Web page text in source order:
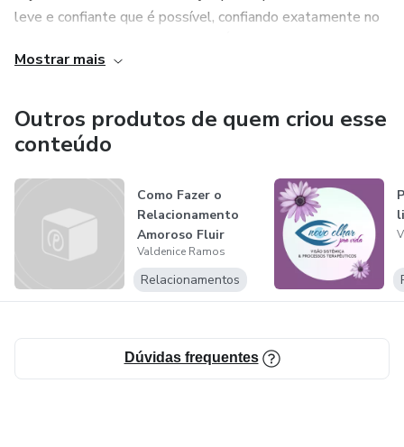
leve e confiante que é possível, confiando exatamente no
trazendo assim uma reativação do seu Amor Próprio.
Mostrar mais
Outros produtos de quem criou esse
conteúdo
Como Fazer o
Relacionamento
Amoroso Fluir
Valdenice Ramos
Relacionamentos
Dúvidas frequentes